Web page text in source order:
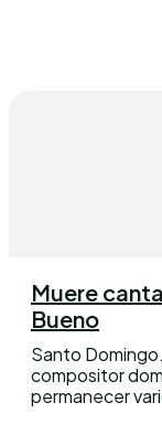
Muere
Bueno
Santo
compositor
permanecer